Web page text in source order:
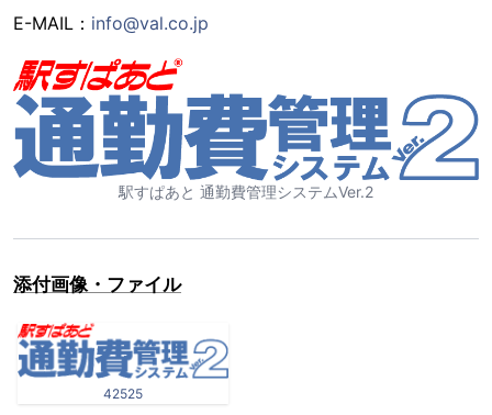
E-MAIL： info@val.co.jp
駅すぱあと 通勤費管理システムVer.2
添付画像・ファイル
42525